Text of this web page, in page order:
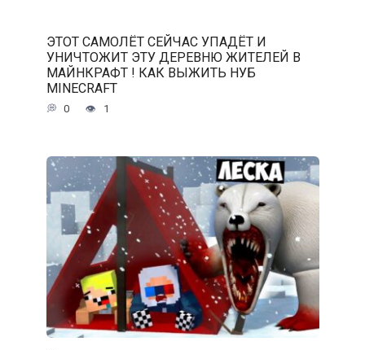
ЭТОТ САМОЛЁТ СЕЙЧАС УПАДЁТ И
УНИЧТОЖИТ ЭТУ ДЕРЕВНЮ ЖИТЕЛЕЙ В
МАЙНКРАФТ ! КАК ВЫЖИТЬ НУБ
MINECRAFT
0 1